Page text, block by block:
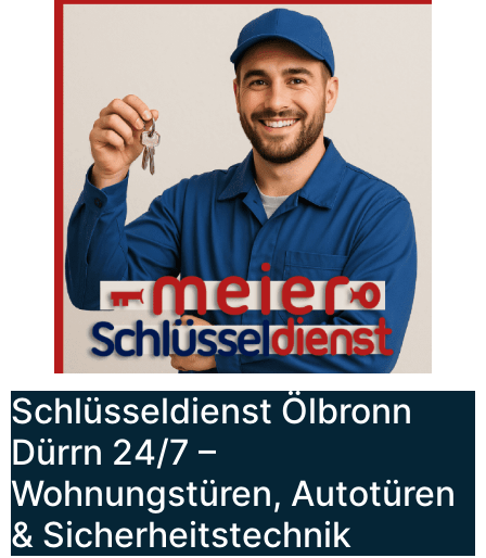
Schlüsseldienst Ölbronn
Dürrn 24/7 –
Wohnungstüren, Autotüren
& Sicherheitstechnik